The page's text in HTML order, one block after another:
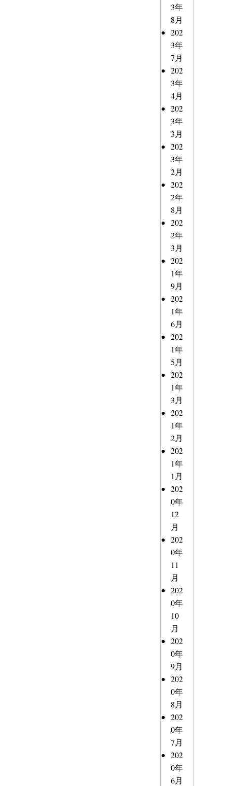
3年
8月
202
3年
7月
202
3年
4月
202
3年
3月
202
3年
2月
202
2年
8月
202
2年
3月
202
1年
9月
202
1年
6月
202
1年
5月
202
1年
3月
202
1年
2月
202
1年
1月
202
0年
12
月
202
0年
11
月
202
0年
10
月
202
0年
9月
202
0年
8月
202
0年
7月
202
0年
6月